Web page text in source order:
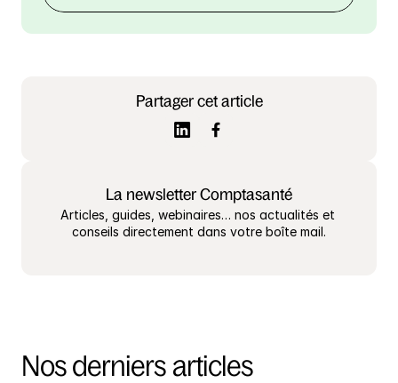
Partager cet article
La newsletter Comptasanté
Articles, guides, webinaires… nos actualités et
conseils directement dans votre boîte mail.
Nos derniers articles